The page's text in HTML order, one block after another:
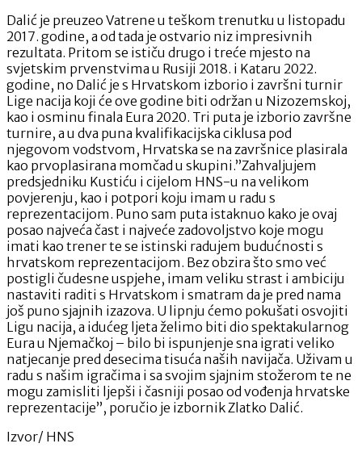
Dalić je preuzeo Vatrene u teškom trenutku u listopadu
2017. godine, a od tada je ostvario niz impresivnih
rezultata. Pritom se ističu drugo i treće mjesto na
svjetskim prvenstvima u Rusiji 2018. i Kataru 2022.
godine, no Dalić je s Hrvatskom izborio i završni turnir
Lige nacija koji će ove godine biti održan u Nizozemskoj,
kao i osminu finala Eura 2020. Tri puta je izborio završne
turnire, a u dva puna kvalifikacijska ciklusa pod
njegovom vodstvom, Hrvatska se na završnice plasirala
kao prvoplasirana momčad u skupini.”Zahvaljujem
predsjedniku Kustiću i cijelom HNS-u na velikom
povjerenju, kao i potpori koju imam u radu s
reprezentacijom. Puno sam puta istaknuo kako je ovaj
posao najveća čast i najveće zadovoljstvo koje mogu
imati kao trener te se istinski radujem budućnosti s
hrvatskom reprezentacijom. Bez obzira što smo već
postigli čudesne uspjehe, imam veliku strast i ambiciju
nastaviti raditi s Hrvatskom i smatram da je pred nama
još puno sjajnih izazova. U lipnju ćemo pokušati osvojiti
Ligu nacija, a idućeg ljeta želimo biti dio spektakularnog
Eura u Njemačkoj – bilo bi ispunjenje sna igrati veliko
natjecanje pred desecima tisuća naših navijača. Uživam u
radu s našim igračima i sa svojim sjajnim stožerom te ne
mogu zamisliti ljepši i časniji posao od vođenja hrvatske
reprezentacije”, poručio je izbornik Zlatko Dalić.
Izvor/ HNS